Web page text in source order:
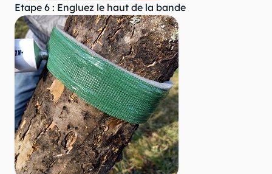
Etape 6 : Engluez le haut de la bande